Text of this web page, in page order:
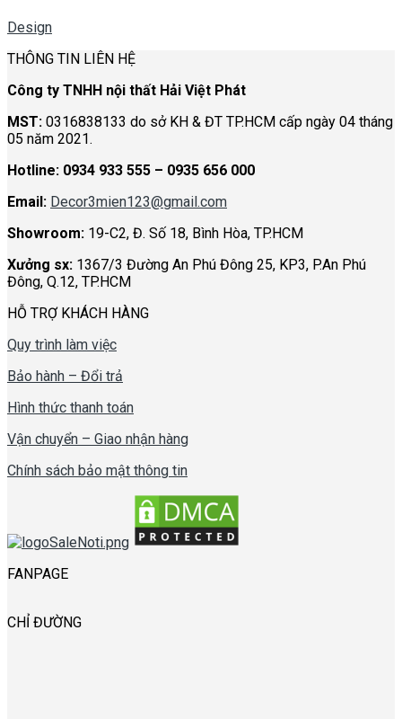
Design
THÔNG TIN LIÊN HỆ
Công ty TNHH nội thất Hải Việt Phát
MST: 0316838133 do sở KH & ĐT TP.HCM cấp ngày 04 tháng
05 năm 2021.
Hotline: 0934 933 555 – 0935 656 000
Email: Decor3mien123@gmail.com
Showroom: 19-C2, Đ. Số 18, Bình Hòa, TP.HCM
Xưởng sx: 1367/3 Đường An Phú Đông 25, KP3, P.An Phú
Đông, Q.12, TP.HCM
HỖ TRỢ KHÁCH HÀNG
Quy trình làm việc
Bảo hành – Đổi trả
Hình thức thanh toán
Vận chuyển – Giao nhận hàng
Chính sách bảo mật thông tin
FANPAGE
CHỈ ĐƯỜNG